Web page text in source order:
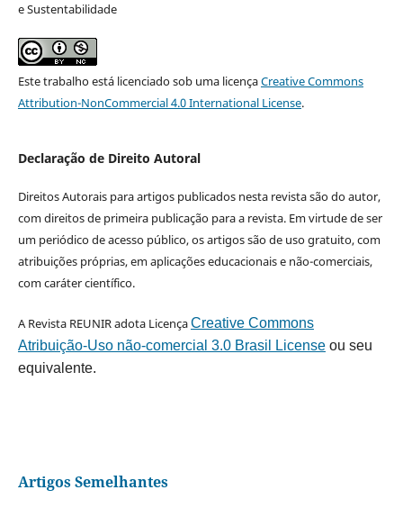
e Sustentabilidade
Este trabalho está licenciado sob uma licençaCreative Commons
Attribution-NonCommercial 4.0 International License.
Declaração de Direito Autoral
Direitos Autorais para artigos publicados nesta revista são do autor,
com direitos de primeira publicação para a revista. Em virtude de ser
um periódico de acesso público, os artigos são de uso gratuito, com
atribuições próprias, em aplicações educacionais e não-comerciais,
com caráter científico.
A Revista REUNIR adota LicençaCreative Commons
Atribuição-Uso não-comercial 3.0 Brasil Licenseou seu
equivalente.
Artigos Semelhantes